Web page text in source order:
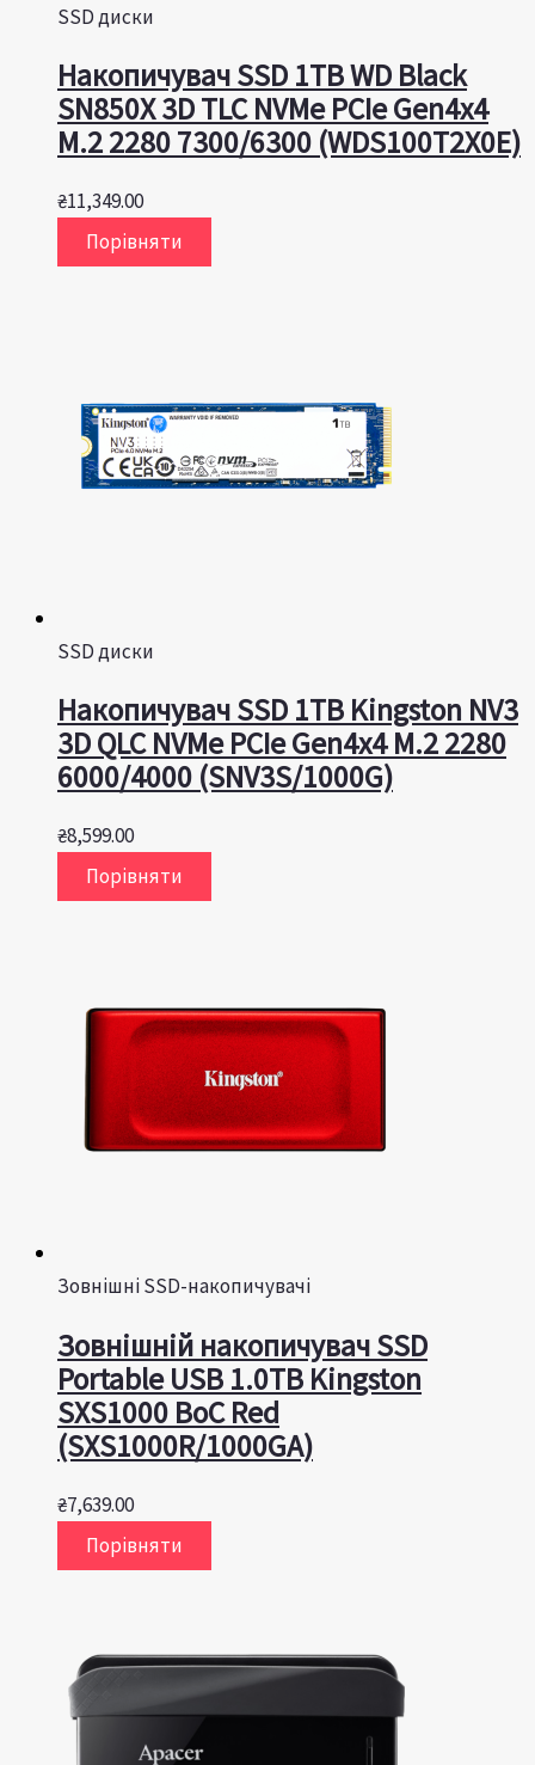
SSD диски
Накопичувач SSD 1TB WD Black
SN850X 3D TLC NVMe PCIe Gen4x4
M.2 2280 7300/6300 (WDS100T2X0E)
₴11,349.00
Порівняти
SSD диски
Накопичувач SSD 1TB Kingston NV3
3D QLC NVMe PCIe Gen4x4 M.2 2280
6000/4000 (SNV3S/1000G)
₴8,599.00
Порівняти
Зовнішні SSD-накопичувачі
Зовнішній накопичувач SSD
Portable USB 1.0ТB Kingston
SXS1000 BoC Red
(SXS1000R/1000GA)
₴7,639.00
Порівняти